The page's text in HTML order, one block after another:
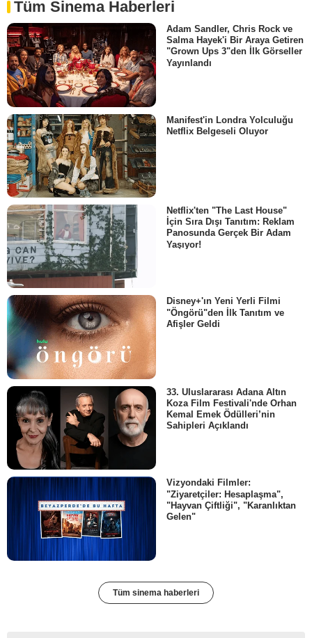
Tüm Sinema Haberleri
Adam Sandler, Chris Rock ve
Salma Hayek'i Bir Araya Getiren
"Grown Ups 3"den İlk Görseller
Yayınlandı
Manifest'in Londra Yolculuğu
Netflix Belgeseli Oluyor
Netflix'ten "The Last House"
İçin Sıra Dışı Tanıtım: Reklam
Panosunda Gerçek Bir Adam
Yaşıyor!
Disney+'ın Yeni Yerli Filmi
"Öngörü"den İlk Tanıtım ve
Afişler Geldi
33. Uluslararası Adana Altın
Koza Film Festivali'nde Orhan
Kemal Emek Ödülleri’nin
Sahipleri Açıklandı
Vizyondaki Filmler:
"Ziyaretçiler: Hesaplaşma",
"Hayvan Çiftliği", "Karanlıktan
Gelen"
Tüm sinema haberleri